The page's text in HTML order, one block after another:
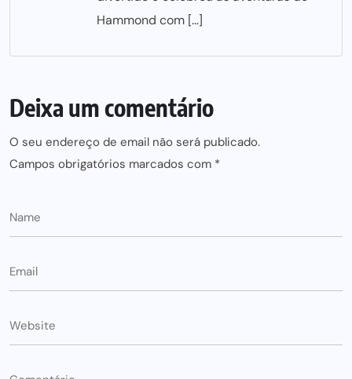
Hammond com […]
Deixa um comentário
O seu endereço de email não será publicado.
Campos obrigatórios marcados com *